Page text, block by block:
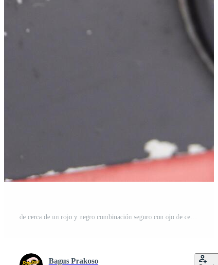
de cerca de un rojo y negro combinación seguro con ojo de cerradura y marcar. Foto Gratis
Bagus Prakoso